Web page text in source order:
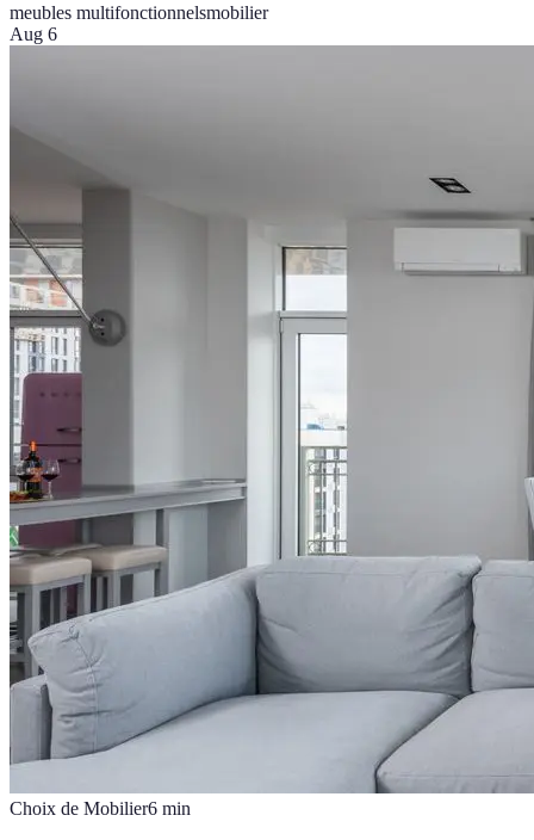
meubles multifonctionnelsmobilier
Aug 6
Choix de Mobilier6 min